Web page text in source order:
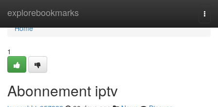
explorebookmarks
Home
Home
1
Abonnement iptv